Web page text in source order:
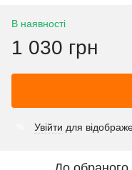
В наявності
1 030 грн
Увійти для